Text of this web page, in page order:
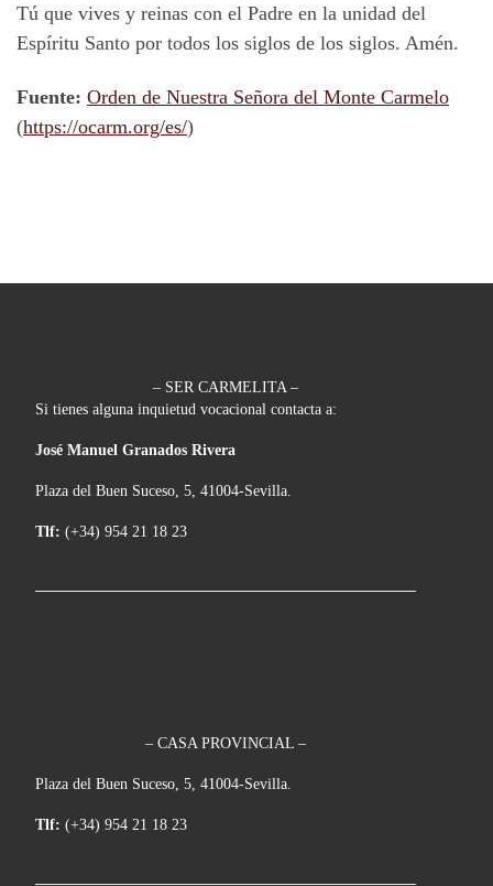
Tú que vives y reinas con el Padre en la unidad del
Espíritu Santo por todos los siglos de los siglos. Amén.
Fuente: Orden de Nuestra Señora del Monte Carmelo
(https://ocarm.org/es/)
– SER CARMELITA –
Si tienes alguna inquietud vocacional contacta a:
José Manuel Granados Rivera
Plaza del Buen Suceso, 5, 41004-Sevilla.
Tlf: (+34) 954 21 18 23
– CASA PROVINCIAL –
Plaza del Buen Suceso, 5, 41004-Sevilla.
Tlf: (+34) 954 21 18 23